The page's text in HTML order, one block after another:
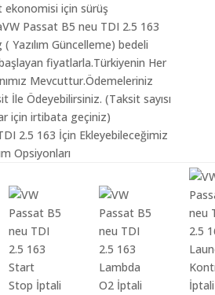
ekonomisi için sürüş
Passat B5 neu TDI 2.5 163
Yazılım Güncelleme) bedeli
fiyatlarla.Türkiyenin Her
Mevcuttur.Ödemeleriniz
İle Ödeyebilirsiniz. (Taksit sayısı
için irtibata geçiniz)
2.5 163 İçin Ekleyebileceğimiz
Opsiyonları